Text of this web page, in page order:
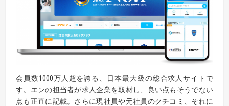
会員数1000万人超を誇る、日本最大級の総合求人サイトで
す。エンの担当者が求人企業を取材し、良い点もそうでない
点も正直に記載。さらに現社員や元社員のクチコミ、それに